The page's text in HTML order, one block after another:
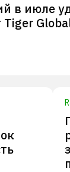
в июле